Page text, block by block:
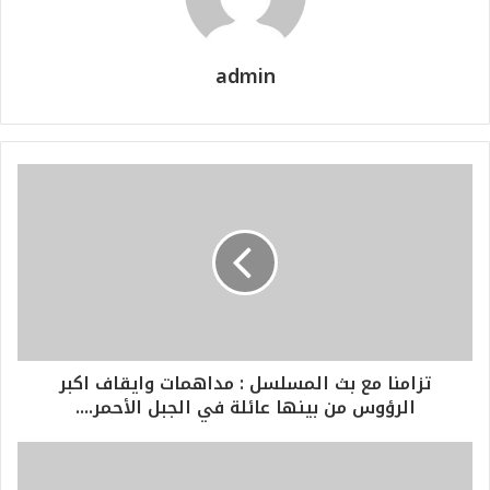
admin
تزامنا مع بث المسلسل : مداهمات وايقاف اكبر
الرؤوس من بينها عائلة في الجبل الأحمر....